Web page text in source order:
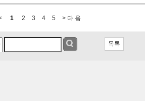
1 2 3 4 5 > 다 음
목록